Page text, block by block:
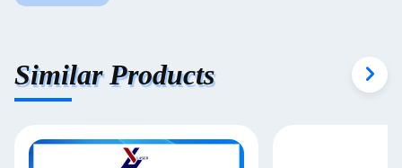
Similar Products